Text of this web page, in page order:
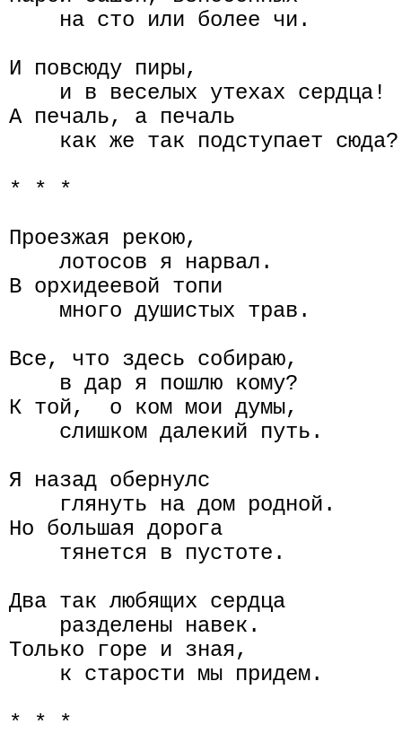
    на сто или более чи.
И повсюду пиры,
    и в веселых утехах сердца!
А печаль, а печаль
    как же так подступает сюда?
* * *
Проезжая рекою,
    лотосов я нарвал.
В орхидеевой топи
    много душистых трав.
Все, что здесь собираю,
    в дар я пошлю кому?
К той,  о ком мои думы,
    слишком далекий путь.
Я назад обернулс
    глянуть на дом родной.
Но большая дорога
    тянется в пустоте.
Два так любящих сердца
    разделены навек.
Только горе и зная,
    к старости мы придем.
* * *